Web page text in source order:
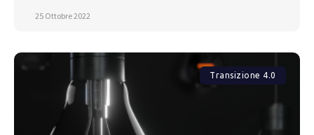
25 Ottobre 2022
Transizione 4.0